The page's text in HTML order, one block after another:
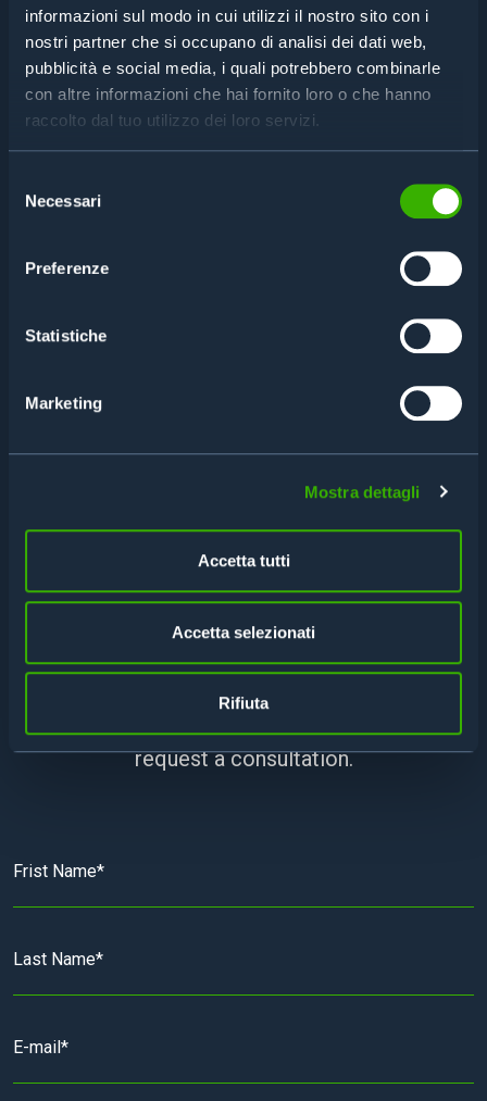
informazioni sul modo in cui utilizzi il nostro sito con i
nostri partner che si occupano di analisi dei dati web,
pubblicità e social media, i quali potrebbero combinarle
con altre informazioni che hai fornito loro o che hanno
raccolto dal tuo utilizzo dei loro servizi.
delNecessari
Preferenze
Statistiche
Marketing
Mostra dettagli
Accetta tutti
Accetta selezionati
Rifiuta
How can you verify and track the serial numbers of
all components used in operating room equipment?
Read
How can you prevent miniaturized tools from
Read
EYEWEAR MANUFACTURER
How can you quickly organize production batches
CONTACT US FOR A
CONSULTATION
Fill out the form to get more information or
request a consultation.